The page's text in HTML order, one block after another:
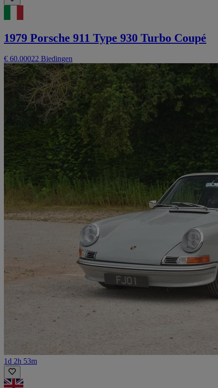
1979 Porsche 911 Type 930 Turbo Coupé
€ 60.00022 Biedingen
1d 2h 53m